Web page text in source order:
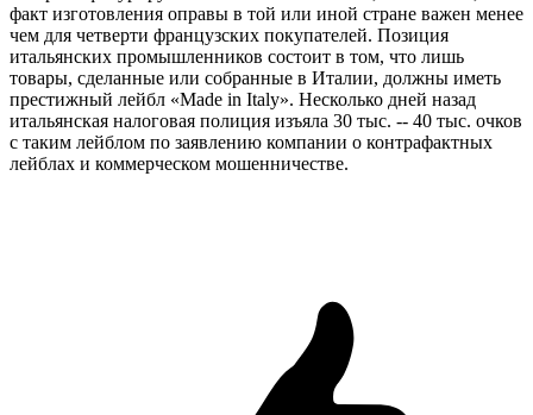
факт изготовления оправы в той или иной стране важен менее
чем для четверти французских покупателей. Позиция
итальянских промышленников состоит в том, что лишь
товары, сделанные или собранные в Италии, должны иметь
престижный лейбл «Made in Italy». Несколько дней назад
итальянская налоговая полиция изъяла 30 тыс. -- 40 тыс. очков
с таким лейблом по заявлению компании о контрафактных
лейблах и коммерческом мошенничестве.